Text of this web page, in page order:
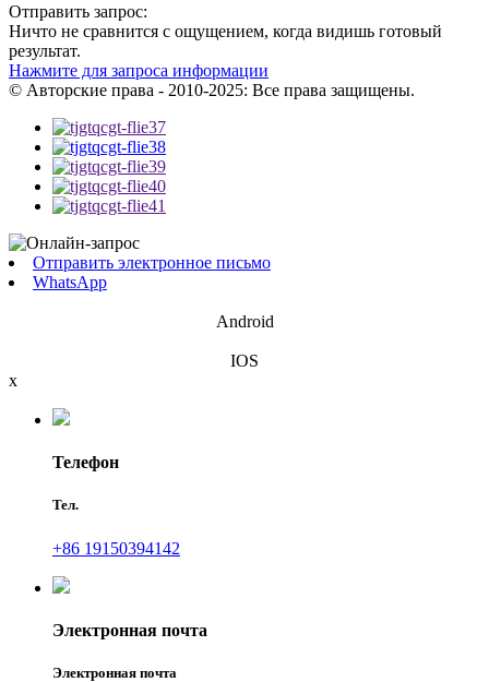
Отправить запрос:
Ничто не сравнится с ощущением, когда видишь готовый
результат.
Нажмите для запроса информации
© Авторские права - 2010-2025: Все права защищены.
Отправить электронное письмо
WhatsApp
Android
IOS
x
Телефон
Тел.
+86 19150394142
Электронная почта
Электронная почта